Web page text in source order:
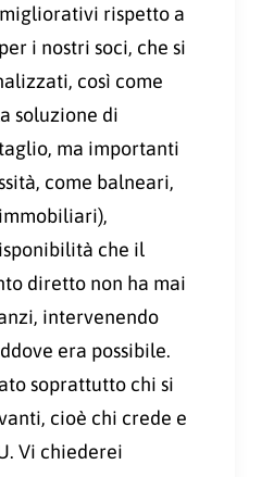
rispetto a
i nostri soci, che si
così come
soluzione di
ma importanti
come balneari,
che il
diretto non ha mai
intervenendo
era possibile.
soprattutto chi si
cioè chi crede e
Vi chiederei